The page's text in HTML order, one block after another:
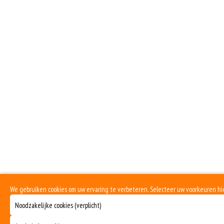
We gebruiken cookies om uw ervaring te verbeteren. Selecteer uw voorkeuren
Noodzakelijke cookies (verplicht)